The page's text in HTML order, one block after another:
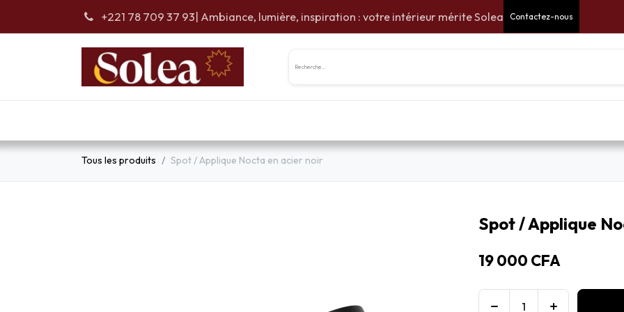
+221 78 709 37 93| Ambiance, lumière, inspiration : votre intérieur mérite Solea Contactez-nous
Tous les produits Spot / Applique Nocta en acier noir
Spot / Applique
19 000 CFA